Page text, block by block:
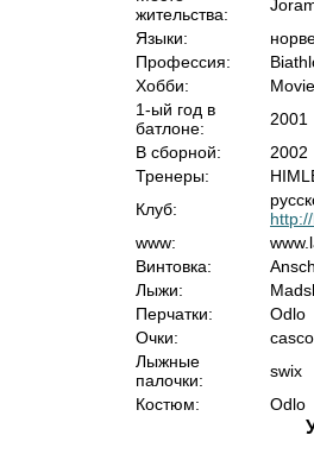
жительства:
Языки:
Профессия:
Хобби:
1-ый год в
батлоне:
2001
В сборной:
2002
Тренеры:
Клуб:
www:
Винтовка:
Лыжи:
Перчатки:
Odlo
Очки:
casco
Лыжные
палочки:
swix
Костюм:
Odlo